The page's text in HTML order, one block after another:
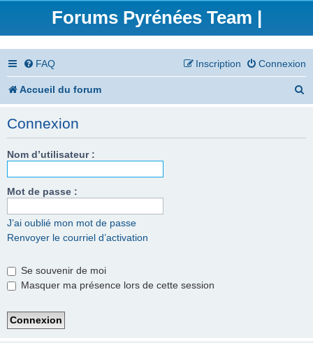
Forums Pyrénées Team |
FAQ Connexion
Inscription
Accueil du forum
Connexion
Nom d’utilisateur :
Mot de passe :
J’ai oublié mon mot de passe
Renvoyer le courriel d’activation
Se souvenir de moi
Masquer ma présence lors de cette session